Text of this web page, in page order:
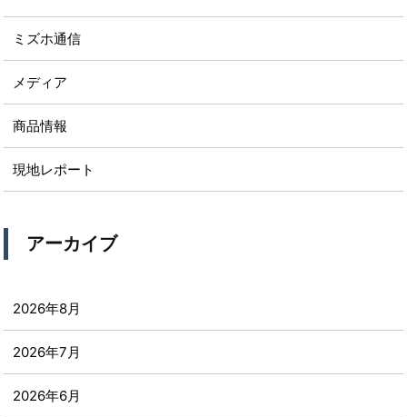
ミズホ通信
メディア
商品情報
現地レポート
アーカイブ
2026年8月
2026年7月
2026年6月